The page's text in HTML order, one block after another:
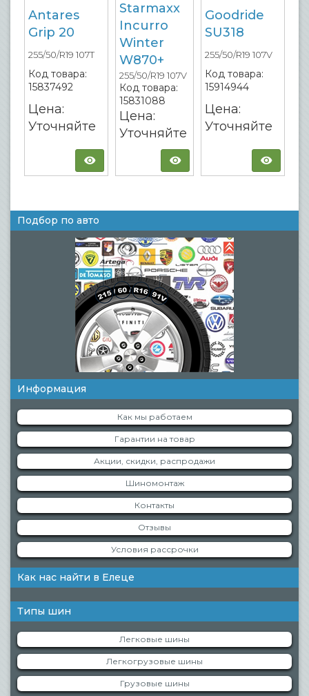
Antares
Grip 20
255/50/R19 107T
Код товара:
15837492
Цена:
Уточняйте
Starmaxx
Incurro
Winter
W870+
255/50/R19 107V
Код товара:
15831088
Цена:
Уточняйте
Goodride
SU318
255/50/R19 107V
Код товара:
15914944
Цена:
Уточняйте
Подбор по авто
Информация
Как мы работаем
Гарантии на товар
Акции, скидки, распродажи
Шиномонтаж
Контакты
Отзывы
Условия рассрочки
Как нас найти в Елеце
Типы шин
Легковые шины
Легкогрузовые шины
Грузовые шины